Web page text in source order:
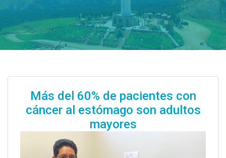
Más del 60% de pacientes con
cáncer al estómago son adultos
mayores